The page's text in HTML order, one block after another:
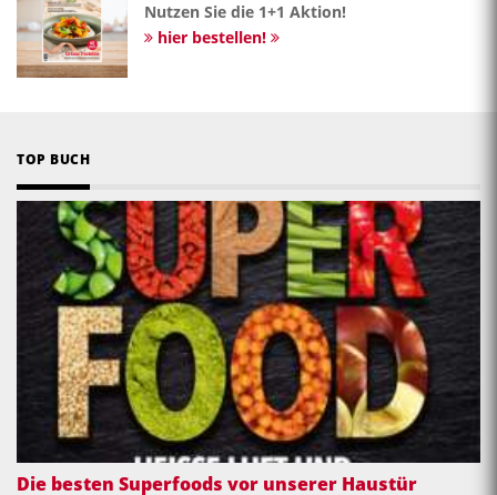
Nutzen Sie die 1+1 Aktion!
hier bestellen!
TOP BUCH
Die besten Superfoods vor unserer Haustür